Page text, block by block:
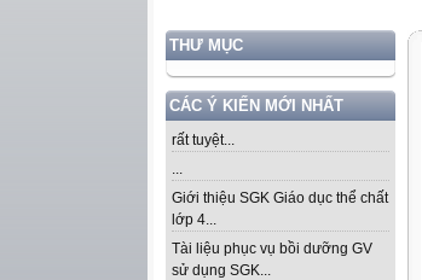
THƯ MỤC
CÁC Ý KIẾN MỚI NHẤT
rất tuyệt...
...
Giới thiệu SGK Giáo dục thể chất
lớp 4...
Tài liệu phục vụ bồi dưỡng GV
sử dụng SGK...